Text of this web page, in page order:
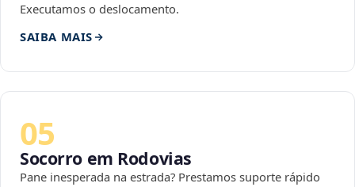
Executamos o deslocamento.
SAIBA MAIS
05
Socorro em Rodovias
Pane inesperada na estrada? Prestamos suporte rápido